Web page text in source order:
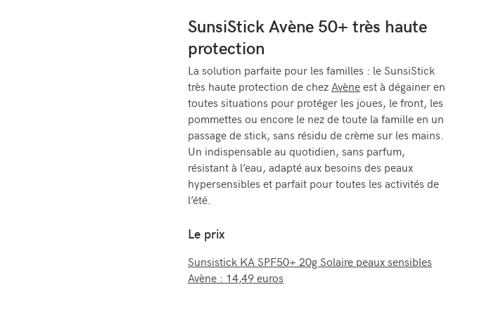
SunsiStick Avène 50+ très haute
protection
La solution parfaite pour les familles : le SunsiStick
très haute protection de chezAvèneest à dégainer en
toutes situations pour protéger les joues, le front, les
pommettes ou encore le nez de toute la famille en un
passage de stick, sans résidu de crème sur les mains.
Un indispensable au quotidien, sans parfum,
résistant à l’eau, adapté aux besoins des peaux
hypersensibles et parfait pour toutes les activités de
l’été.
Le prix
Sunsistick KA SPF50+ 20g Solaire peaux sensibles
Avène : 14,49 euros